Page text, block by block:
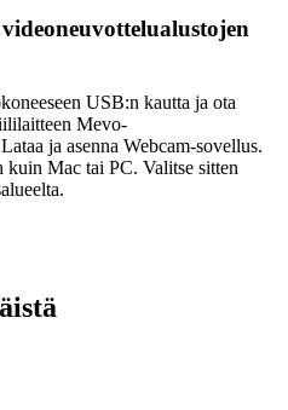
USB:n kautta ja ota
Mevo-
ja asenna Webcam-sovellus.
Mac tai PC. Valitse sitten